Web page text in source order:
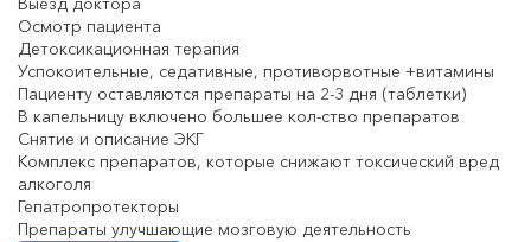
Осмотр пациента
Детоксикационная терапия
Успокоительные, седативные, противорвотные +витамины
Пациенту оставляются препараты на 2-3 дня (таблетки)
В капельницу включено большее кол-ство препаратов
Снятие и описание ЭКГ
Комплекс препаратов, которые снижают токсический вред
алкоголя
Гепатропротекторы
Препараты улучшающие мозговую деятельность